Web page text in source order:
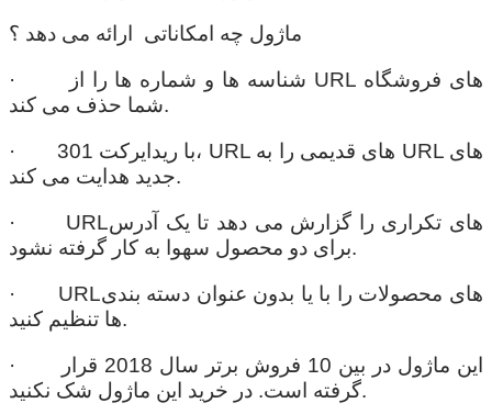
ماژول چه امکاناتی ارائه می دهد ؟
· شناسه ها و شماره ها را از URL های فروشگاه
شما حذف می کند.
· با ریدایرکت 301، URL های قدیمی را به URL های
جدید هدایت می کند.
· URLهای تکراری را گزارش می دهد تا یک آدرس
برای دو محصول سهوا به کار گرفته نشود.
· URLهای محصولات را با یا بدون عنوان دسته بندی
ها تنظیم کنید.
· این ماژول در بین 10 فروش برتر سال 2018 قرار
گرفته است. در خرید این ماژول شک نکنید.